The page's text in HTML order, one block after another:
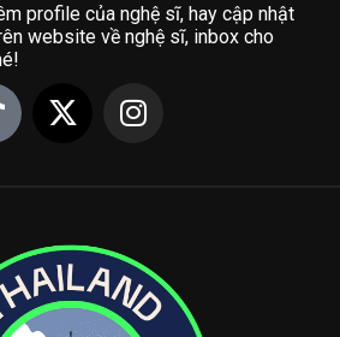
profile của nghệ sĩ, hay cập nhật
website về nghệ sĩ, inbox cho